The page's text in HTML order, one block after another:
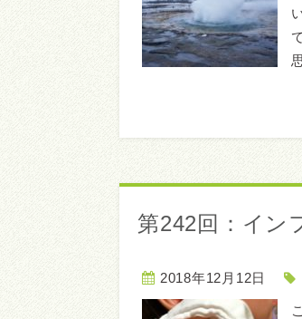
第242回：イン
2018年12月12日